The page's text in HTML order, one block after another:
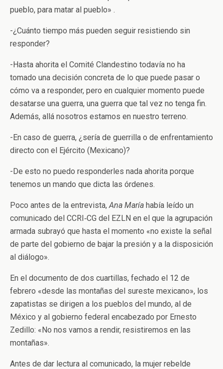
pueblo, para matar al pueblo» .
-¿Cuánto tiempo más pueden seguir resistiendo sin
responder?
-Hasta ahorita el Comité Clandestino todavía no ha
tomado una decisión concreta de lo que puede pasar o
cómo va a responder, pero en cualquier momento puede
desatarse una guerra, una guerra que tal vez no tenga fin.
Además, allá nosotros estamos en nuestro terreno.
-En caso de guerra, ¿sería de guerrilla o de enfrentamiento
directo con el Ejército (Mexicano)?
-De esto no puedo responderles nada ahorita porque
tenemos un mando que dicta las órdenes.
Poco antes de la entrevista,Ana María había leído un
comunicado del CCRI‑CG del EZLN en el que la agrupación
armada subrayó que hasta el momento «no existe la señal
de parte del gobierno de bajar la presión y a la disposición
al diálogo».
En el documento de dos cuartillas, fechado el 12 de
febrero «desde las montañas del sureste mexicano», los
zapatistas se dirigen a los pueblos del mundo, al de
México y al gobierno federal encabezado por Ernesto
Zedillo: «No nos vamos a rendir, resistiremos en las
montañas».
Antes de dar lectura al comunicado, la mujer rebelde